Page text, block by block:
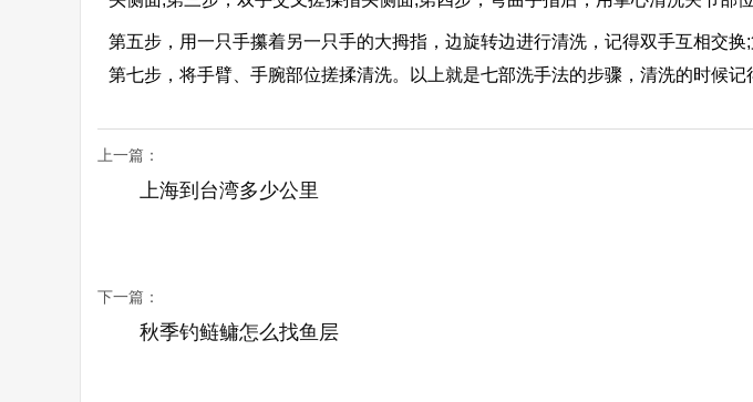
第五步，用一只手攥着另一只手的大拇指，边旋转边进行清洗，记得双手互相交
第七步，将手臂、手腕部位搓揉清洗。以上就是七部洗手法的步骤，清洗的时候记
上一篇：
上海到台湾多少公里
下一篇：
秋季钓鲢鳙怎么找鱼层